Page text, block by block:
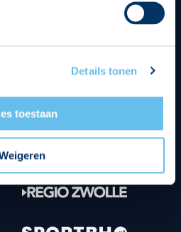
Details tonen
toestaan